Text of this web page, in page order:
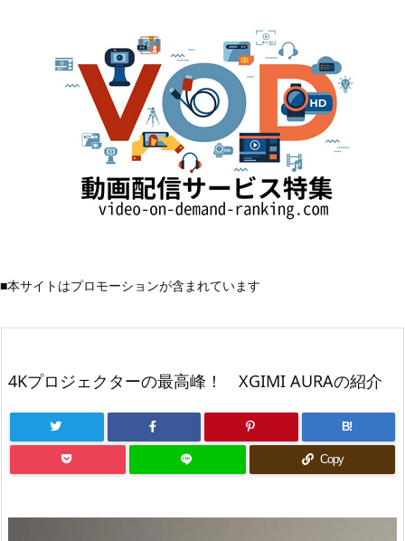
■本サイトはプロモーションが含まれています
4Kプロジェクターの最高峰！ XGIMI AURAの紹介
B!
Copy